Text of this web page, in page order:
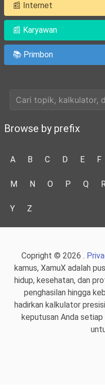
📰 Internet
📰 Karyawan
📚 Primbon
Browse by prefix
A B C D E F
M N O P Q
Y Z
Copright © 2026 .
kamus, XamuX adalah
hidup, kesehatan, dan
penghasilan hingga
hadirkan kalkulator
keputusan Anda setiap